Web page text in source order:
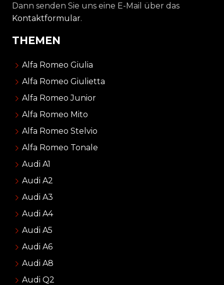
Dann senden Sie uns eine E-Mail über das
Kontaktformular.
THEMEN
Alfa Romeo Giulia
Alfa Romeo Giulietta
Alfa Romeo Junior
Alfa Romeo Mito
Alfa Romeo Stelvio
Alfa Romeo Tonale
Audi A1
Audi A2
Audi A3
Audi A4
Audi A5
Audi A6
Audi A8
Audi Q2